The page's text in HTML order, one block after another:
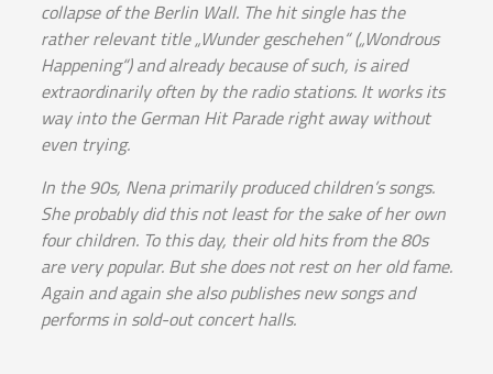
collapse of the Berlin Wall. The hit single has the
rather relevant title „Wunder geschehen“ („Wondrous
Happening“) and already because of such, is aired
extraordinarily often by the radio stations. It works its
way into the German Hit Parade right away without
even trying.
In the 90s, Nena primarily produced children’s songs.
She probably did this not least for the sake of her own
four children. To this day, their old hits from the 80s
are very popular. But she does not rest on her old fame.
Again and again she also publishes new songs and
performs in sold-out concert halls.